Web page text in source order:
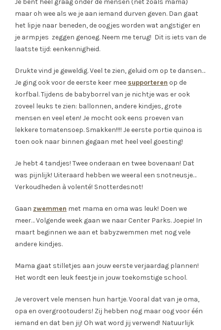
Je bent heel graag onder de mensen (net zoals mama)
maar oh wee als we je aan iemand durven geven. Dan gaat
het lipje naar beneden, de oogjes worden wat angstiger en
je armpjes zeggen genoeg. Neem me terug! Dit is iets van de
laatste tijd: eenkennigheid.
Drukte vind je geweldig. Veel te zien, geluid om op te dansen…
Je ging ook voor de eerste keer mee supporteren op de
korfbal. Tijdens de babyborrel van je nichtje was er ook
zoveel leuks te zien: ballonnen, andere kindjes, grote
mensen en veel eten! Je mocht ook eens proeven van
lekkere tomatensoep. Smakken!!!! Je eerste portie quinoa is
toen ook naar binnen gegaan met heel veel goesting!
Je hebt 4 tandjes! Twee onderaan en twee bovenaan! Dat
was pijnlijk! Uiteraard hebben we weeral een snotneusje…
Verkoudheden à volenté! Snotterdesnot!
Gaan zwemmen met mama en oma was leuk! Doen we
meer… Volgende week gaan we naar Center Parks. Joepie! In
maart beginnen we aan et babyzwemmen met nog vele
andere kindjes.
Mama gaat stilletjes aan jouw eerste verjaardag plannen!
Het wordt een leuk feestje in jouw toekomstige school.
Je verovert vele mensen hun hartje. Vooral dat van je oma,
opa en overgrootouders! Zij hebben nog maar oog voor één
iemand en dat ben jij! Oh wat word jij verwend! Natuurlijk